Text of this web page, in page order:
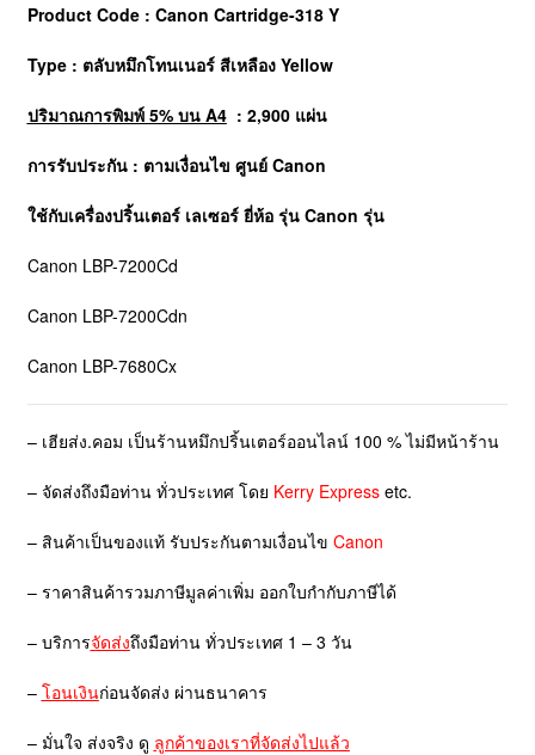
Product Code : Canon Cartridge-318 Y
Type : ตลับหมึกโทนเนอร์ สีเหลือง Yellow
ปริมาณการพิมพ์ 5% บน A4: 2,900 แผ่น
การรับประกัน : ตามเงื่อนไข ศูนย์ Canon
ใช้กับเครื่องปริ้นเตอร์ เลเซอร์ ยี่ห้อ รุ่น Canon รุ่น
Canon LBP-7200Cd
Canon LBP-7200Cdn
Canon LBP-7680Cx
– เฮียส่ง.คอม เป็นร้านหมึกปริ้นเตอร์ออนไลน์ 100 % ไม่มีหน้าร้าน
– จัดส่งถึงมือท่าน ทั่วประเทศ โดย Kerry Expressetc.
– สินค้าเป็นของแท้ รับประกันตามเงื่อนไข Canon
– ราคาสินค้ารวมภาษีมูลค่าเพิ่ม ออกใบกำกับภาษีได้
– บริการจัดส่งถึงมือท่าน ทั่วประเทศ 1 – 3 วัน
– โอนเงินก่อนจัดส่ง ผ่านธนาคาร
– มั่นใจ ส่งจริง ดู ลูกค้าของเราที่จัดส่งไปแล้ว